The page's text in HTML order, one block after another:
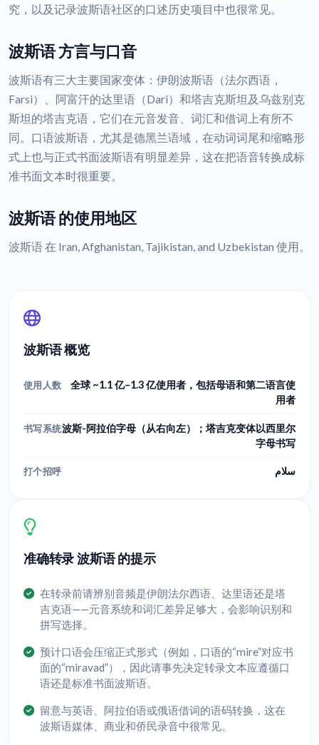
究，以及记录波斯语社区的口述历史项目中也很常见。
波斯语 方言与口音
波斯语有三大主要国家变体：伊朗波斯语（法尔西语，
Farsi）、阿富汗的达里语（Dari）和塔吉克斯坦及乌兹别克
斯坦的塔吉克语，它们在元音发音、词汇和借词上有所不
同。口语波斯语，尤其是德黑兰语域，在动词词尾和缩略形
式上也与正式书面波斯语有明显差异，这在把语音转换成标
准书面文本时很重要。
波斯语 的使用地区
波斯语 在 Iran, Afghanistan, Tajikistan, and Uzbekistan 使用。
波斯语 概览
使用人数
全球 ~1.1 亿–1.3 亿使用者，包括母语和第二语言使
用者
书写系统波斯-阿拉伯字母（从右向左）；塔吉克变体以西里尔
字母书写
打个招呼 سلام
准确转录 波斯语 的提示
在转录前请辨别音频是伊朗法尔西语、达里语还是塔
吉克语——元音系统和词汇差异足够大，会影响识别和
拼写选择。
预计口语会压缩正式形式（例如，口语的“mire”对应书
面的“miravad”），因此请事先决定转录文本应遵循口
语还是标准书面波斯语。
留意与英语、阿拉伯语或俄语借词的语码转换，这在
波斯语媒体、商业和侨民录音中很常见。